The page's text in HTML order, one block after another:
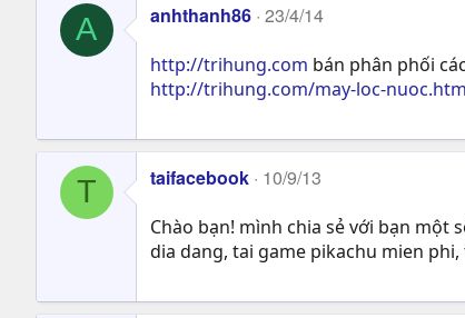
A anhthanh86 23/4/14
http://trihung.com bán phân phối
http://trihung.com/may-loc-
T taifacebook 10/9/13
Chào bạn! mình chia sẻ với bạn một
dia dang, tai game pikachu mien